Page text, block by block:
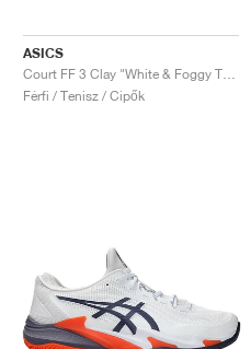
ASICS
Férfi / Tenisz / Cipők